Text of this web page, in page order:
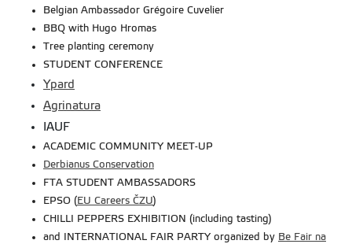
Belgian Ambassador Grégoire Cuvelier
BBQ with Hugo Hromas
Tree planting ceremony
STUDENT CONFERENCE
Ypard
Agrinatura
IAUF
ACADEMIC COMMUNITY MEET-UP
Derbianus Conservation
FTA STUDENT AMBASSADORS
EPSO (EU Careers ČZU)
CHILLI PEPPERS EXHIBITION (including tasting)
and INTERNATIONAL FAIR PARTY organized by Be Fair na